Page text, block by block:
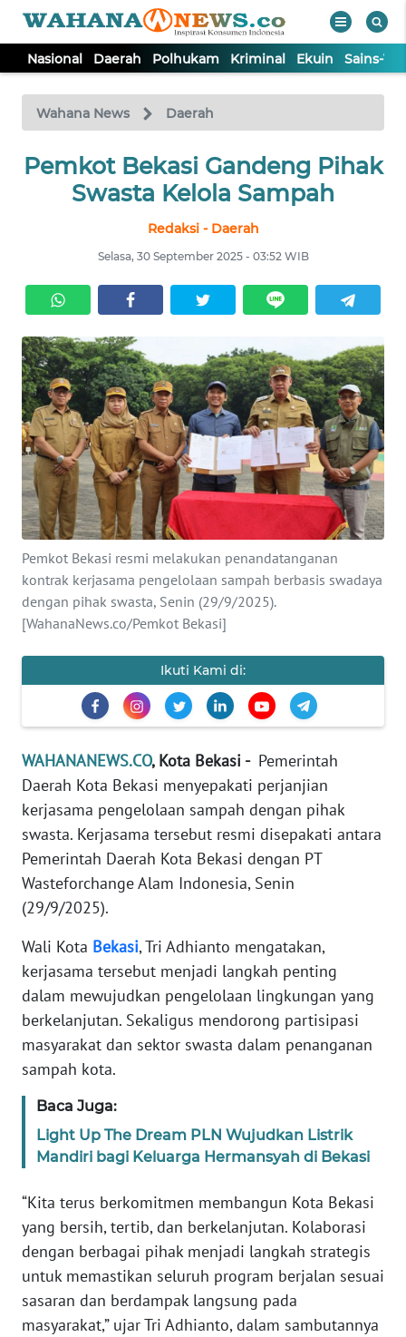
Nasional Daerah Polhukam Kriminal Ekuin Sains-
Wahana News Daerah
Pemkot Bekasi Gandeng Pihak
Swasta Kelola Sampah
Redaksi - Daerah
Selasa, 30 September 2025 - 03:52 WIB
Pemkot Bekasi resmi melakukan penandatanganan
kontrak kerjasama pengelolaan sampah berbasis swadaya
dengan pihak swasta, Senin (29/9/2025).
[WahanaNews.co/Pemkot Bekasi]
Ikuti Kami di:
WAHANANEWS.CO, Kota Bekasi - Pemerintah
Daerah Kota Bekasi menyepakati perjanjian
kerjasama pengelolaan sampah dengan pihak
swasta. Kerjasama tersebut resmi disepakati antara
Pemerintah Daerah Kota Bekasi dengan PT
Wasteforchange Alam Indonesia, Senin
(29/9/2025).
Wali Kota Bekasi, Tri Adhianto mengatakan,
kerjasama tersebut menjadi langkah penting
dalam mewujudkan pengelolaan lingkungan yang
berkelanjutan. Sekaligus mendorong partisipasi
masyarakat dan sektor swasta dalam penanganan
sampah kota.
Baca Juga:
Light Up The Dream PLN Wujudkan Listrik
Mandiri bagi Keluarga Hermansyah di Bekasi
“Kita terus berkomitmen membangun Kota Bekasi
yang bersih, tertib, dan berkelanjutan. Kolaborasi
dengan berbagai pihak menjadi langkah strategis
untuk memastikan seluruh program berjalan sesuai
sasaran dan berdampak langsung pada
masyarakat,” ujar Tri Adhianto, dalam sambutannya
TV
Tutup
NASIONAL
POLHUKAM
KRIMINAL
EKUIN
SAINS-TEKNO
KESEHATAN
INTERNASIONAL
SERBA-SERBI
PENDIDIKAN
EDITORIAL
Informasi
INDEKS
BERITA
KAMI
INFO
IKLAN
TENTANG
KAMI
PEDOMAN
MEDIA
SIBER
REDAKSI
KARIR
DISCLAIMER